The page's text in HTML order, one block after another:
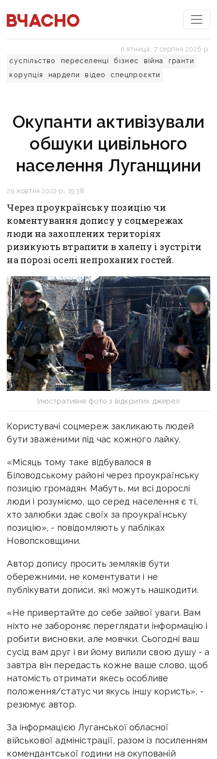
суспільство переселенці бізнес війна
гранти
корупція
нардепи відео спецпроєкти
пʼятниця, 7 серпня 2026 р.
Окупанти активізували
обшуки цивільного
населення Луганщини
29 жовтня 2022 р., 19:38
Через проукраїнську позицію чи
коментування допису у соцмережах
люди на захоплених територіях
ризикують втрапити в халепу і зустріти
на порозі оселі непроханих гостей.
Ілюстративне фото з відкритих джерел
Користувачі соцмереж закликають людей
бути зваженими під час кожного лайку.
«Місяць тому таке відбувалося в
Біловодському районі через проукраїнську
позицію громадян. Мабуть, ми всі дорослі
люди і розуміємо, що серед населення є ті,
хто залюбки здає своїх за проукраїнську
позицію», - повідомляють у пабліках
Новопсковщини.
Автор допису просить земляків бути
обережними, не коментувати і не
публікувати дописи, які можуть нашкодити.
«Не привертайте до себе зайвої уваги. Вам
ніхто не забороняє переглядати інформацію і
робити висновки, але мовчки. Сьогодні ваш
сусід вам друг і ви йому вилили свою душу - а
завтра він передасть кожне ваше слово, щоб
натомість отримати якесь особливе
положення/статус чи якусь іншу користь», -
резюмує автор.
За інформацією Луганської обласної
військової адміністрації, разом із посиленням
комендантської години на окупованій